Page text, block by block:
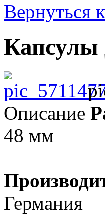
Вернуться
Капсулы
Описание
48 мм
Германия